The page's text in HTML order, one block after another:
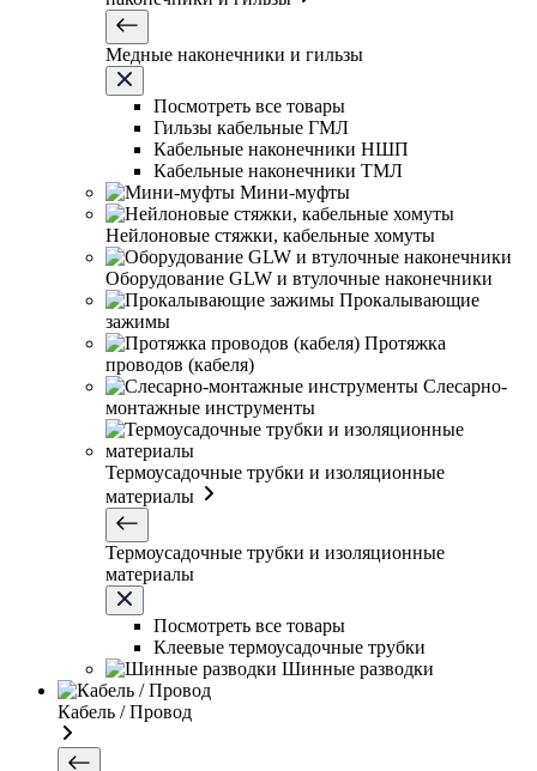
Медные наконечники и гильзы
Посмотреть все товары
Гильзы кабельные ГМЛ
Кабельные наконечники НШП
Кабельные наконечники ТМЛ
Мини-муфты
Нейлоновые стяжки, кабельные хомуты
Оборудование GLW и втулочные наконечники
Прокалывающие
зажимы
Протяжка
проводов (кабеля)
Слесарно-
монтажные инструменты
Термоусадочные трубки и изоляционные
материалы
Термоусадочные трубки и изоляционные
материалы
Посмотреть все товары
Клеевые термоусадочные трубки
Шинные разводки
Кабель / Провод